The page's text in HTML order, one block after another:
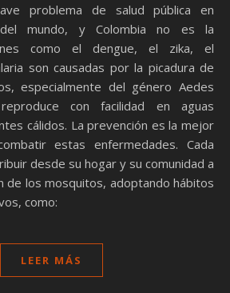
problema de salud pública en
del mundo, y Colombia no es la
como el dengue, el zika, el
son causadas por la picadura de
especialmente del género Aedes
con facilidad en aguas
cálidos. La prevención es la mejor
estas enfermedades. Cada
desde su hogar y su comunidad a
de los mosquitos, adoptando hábitos
como:
LEER MÁS